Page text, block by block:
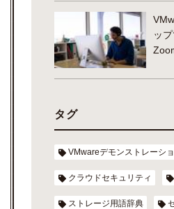
ッ
タグ
VMwareデモンストレーシ
クラウドセキュリティ
ストレージ用語辞典